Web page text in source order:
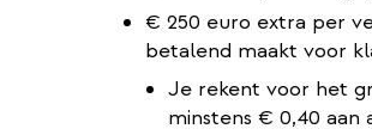
€ 250 euro extra per
betalend maakt voor
Je rekent voor het
minstens € 0,40 aan